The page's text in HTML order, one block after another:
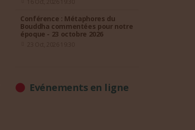
Conférence : Métaphores du
Bouddha commentées pour notre
époque - 23 octobre 2026
Evénements en ligne